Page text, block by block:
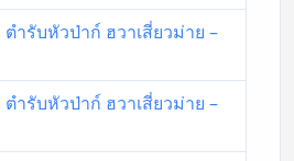
ตำรับหัวป่าก์ ฮวาเสี่ยวม่าย –
ตำรับหัวป่าก์ ฮวาเสี่ยวม่าย –